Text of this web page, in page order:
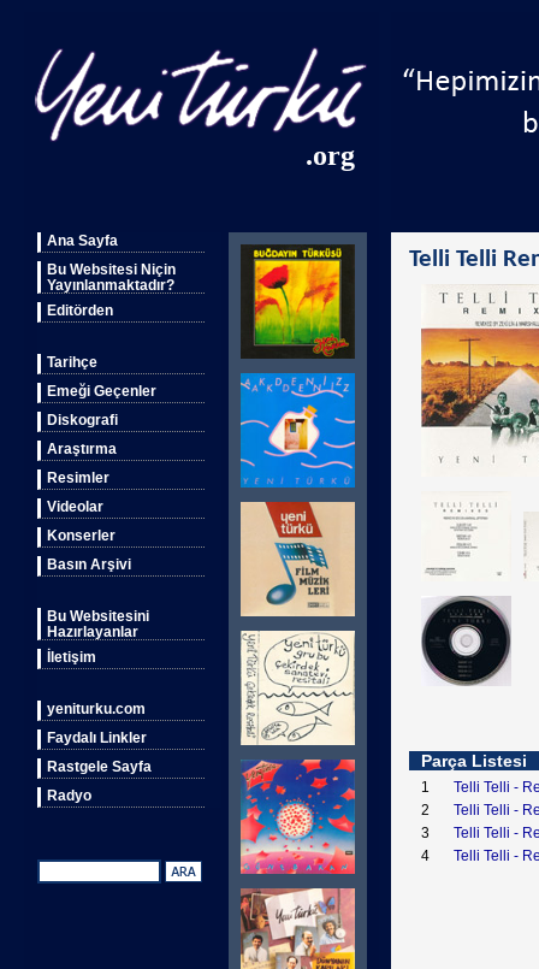
.org
Ana Sayfa
Bu Websitesi Niçin
Yayınlanmaktadır?
Editörden
Tarihçe
Emeği Geçenler
Diskografi
Araştırma
Resimler
Videolar
Konserler
Basın Arşivi
Bu Websitesini
Hazırlayanlar
İletişim
yeniturku.com
Faydalı Linkler
Rastgele Sayfa
Radyo
Telli Telli
Parça Listesi
1
Telli Telli -
2
Telli Telli -
3
Telli Telli -
4
Telli Telli -